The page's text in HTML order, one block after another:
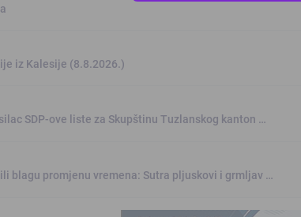
iz Kalesije (8.8.2026.)
SDP-ove liste za Skupštinu Tuzlanskog kanton …
blagu promjenu vremena: Sutra pljuskovi i grmljav …